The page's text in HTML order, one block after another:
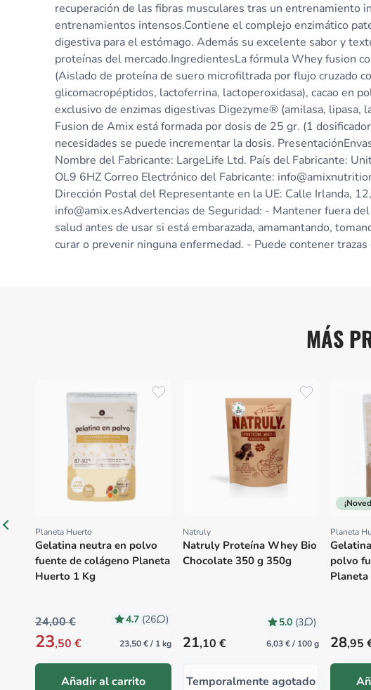
recuperación de las fibras musculares tras un entrenamiento
entrenamientos intensos.Contiene el complejo enzimático
digestiva para el estómago. Además su excelente sabor y
proteínas del mercado.IngredientesLa fórmula Whey fusion
(Aislado de proteína de suero microfiltrada por flujo cruzado
glicomacropéptidos, lactoferrina, lactoperoxidasa), cacao en
exclusivo de enzimas digestivas Digezyme® (amilasa, lipasa,
Fusion de Amix está formada por dosis de 25 gr. (1
necesidades se puede incrementar la dosis.
Nombre del Fabricante: LargeLife Ltd. País del Fabricante:
OL9 6HZ Correo Electrónico del Fabricante:
Dirección Postal del Representante en la UE: Calle Irlanda,
info@amix.esAdvertencias de Seguridad: - Mantener fuera
salud antes de usar si está embarazada, amamantando,
curar o prevenir ninguna enfermedad. - Puede contener
MÁS
Proveedor:
Planeta Huerto
Gelatina neutra en polvo
fuente de colágeno Planeta
Huerto 1 Kg
4.7 (26 )
24,00 €
23,50 € 23,50 € / 1 kg
Añadir al carrito
Proveedor:
Natruly
Natruly Proteína Whey Bio
Chocolate 350 g 350g
5.0 (3 )
Precio habitual
21,10 € 6,03 € / 100 g
Temporalmente agotado
Planeta
polvo
Precio
28,95